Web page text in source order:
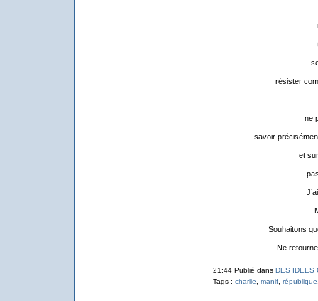
résister
ne
savoir
et
Souhaitons
Ne
21:44 Publié dans DES IDEES
Tags : charlie manif, république